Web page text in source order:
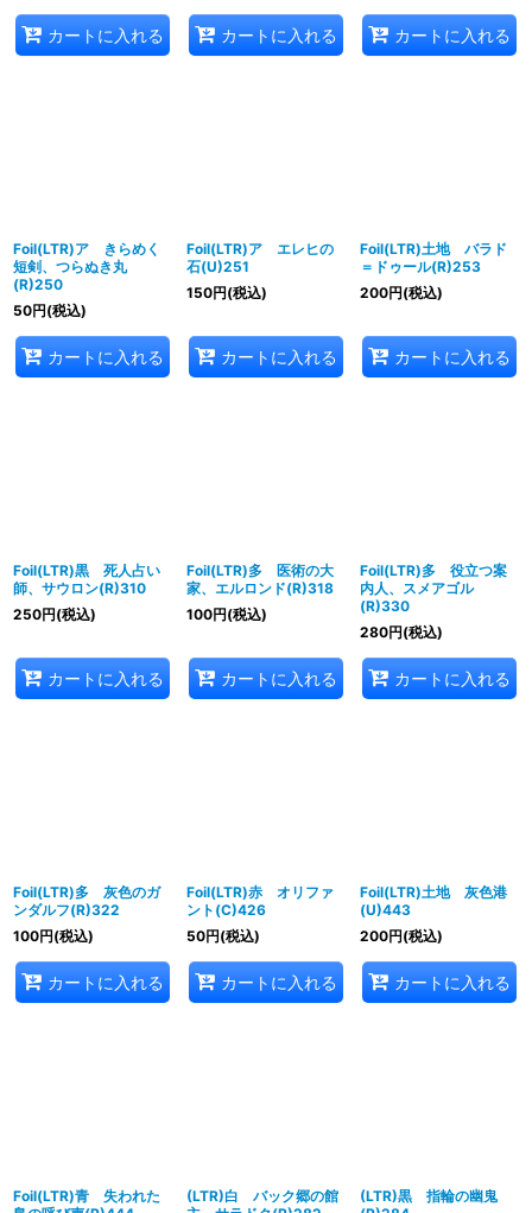
カートに入れる カートに入れる カートに入れる
Foil(LTR)ア きらめく
短剣、つらぬき丸
(R)250
50円(税込)
カートに入れる
Foil(LTR)ア エレヒの
石(U)251
150円(税込)
カートに入れる
Foil(LTR)土地 バラド
＝ドゥール(R)253
200円(税込)
カートに入れる
Foil(LTR)黒 死人占い
師、サウロン(R)310
250円(税込)
カートに入れる
Foil(LTR)多 医術の大
家、エルロンド(R)318
100円(税込)
カートに入れる
Foil(LTR)多 役立つ案
内人、スメアゴル
(R)330
280円(税込)
カートに入れる
Foil(LTR)多 灰色のガ
ンダルフ(R)322
100円(税込)
カートに入れる
Foil(LTR)赤 オリファ
ント(C)426
50円(税込)
カートに入れる
Foil(LTR)土地 灰色港
(U)443
200円(税込)
カートに入れる
Foil(LTR)青 失われた
(LTR)白 バック郷の館
(LTR)黒 指輪の幽鬼